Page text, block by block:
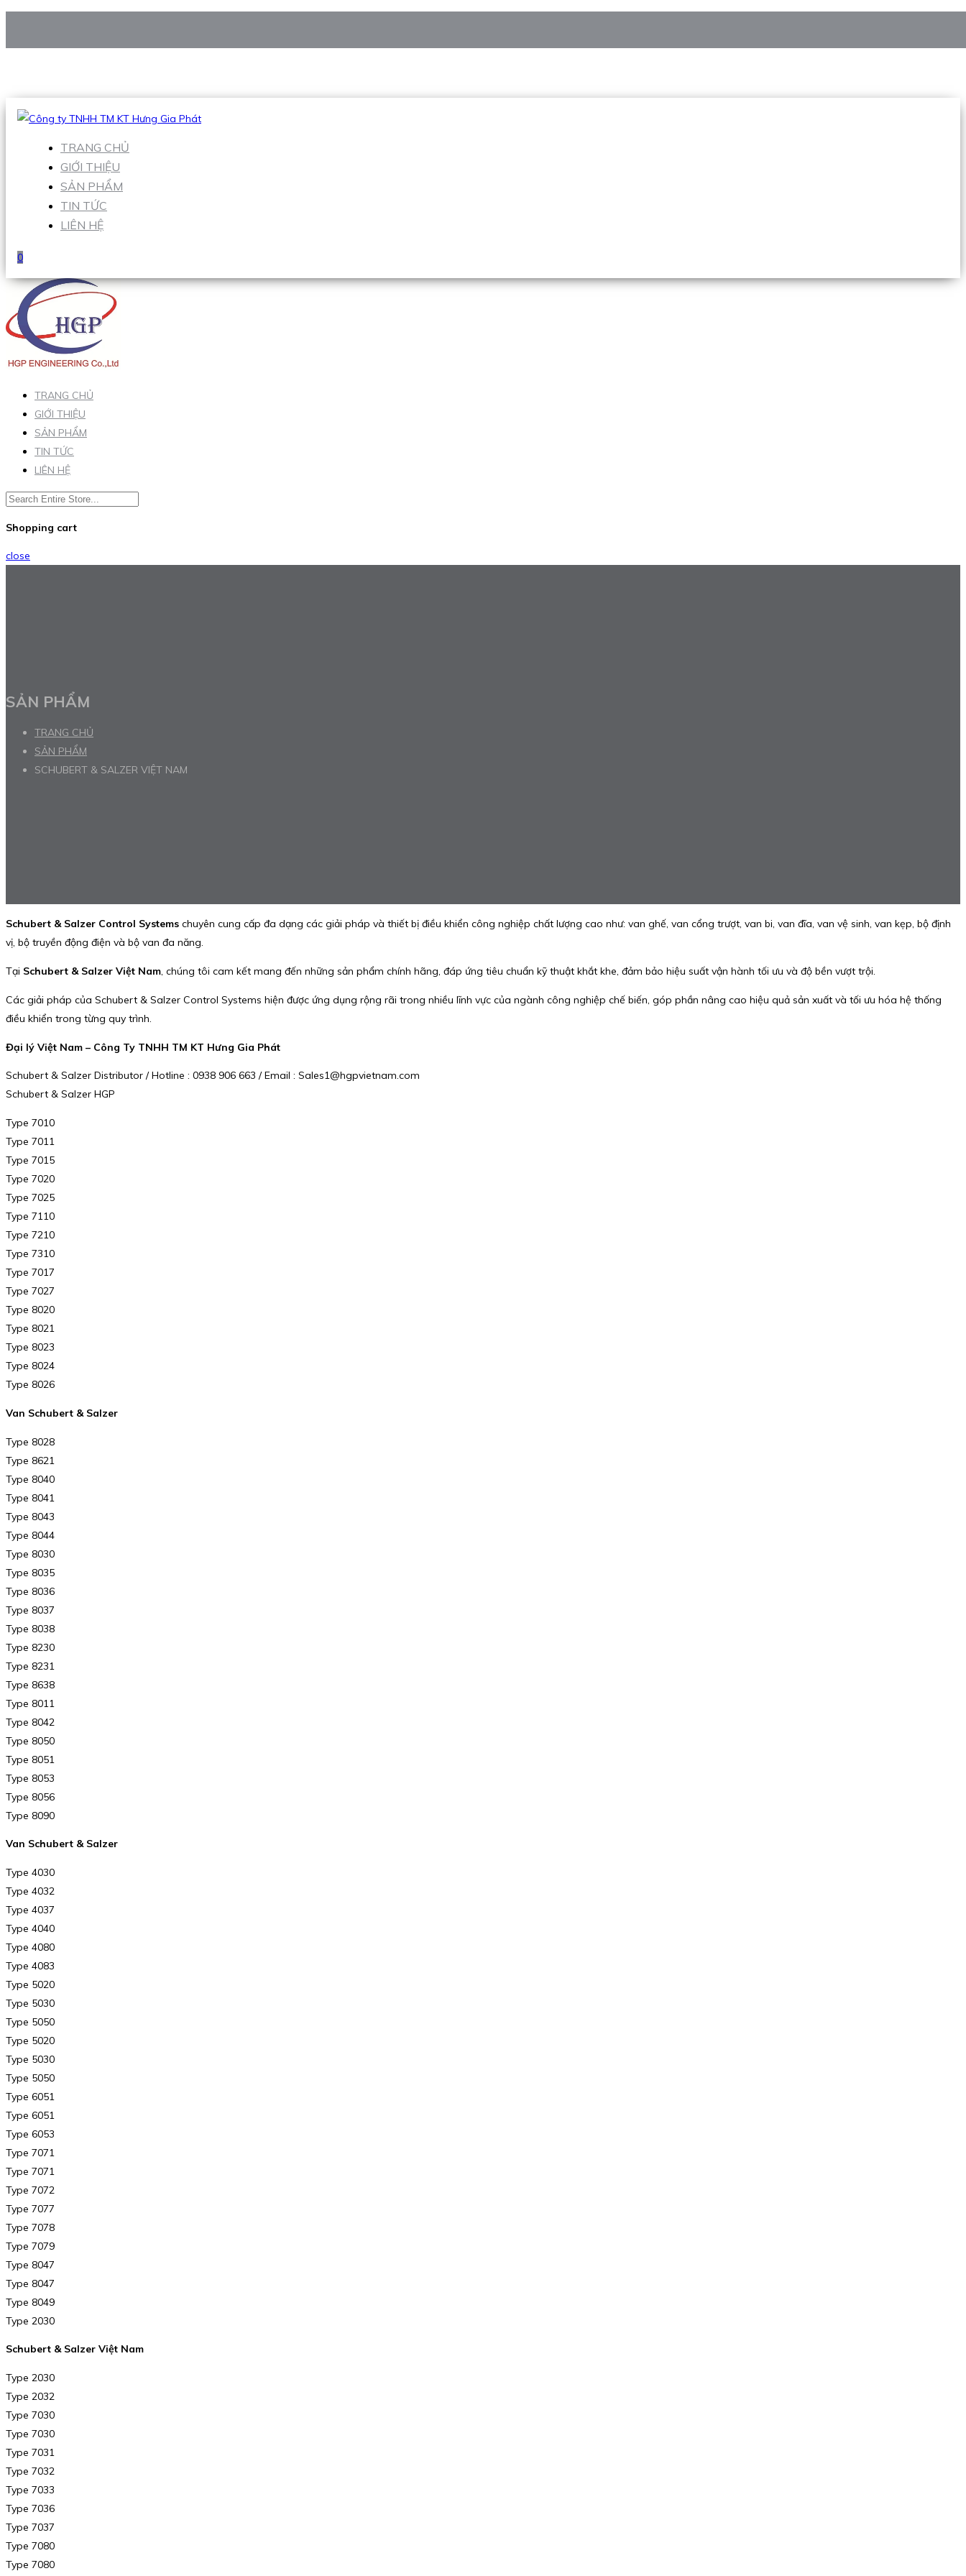
Hotline:0938 906 663
TRANG CHỦ
GIỚI THIỆU
SẢN PHẨM
TIN TỨC
LIÊN HỆ
0
TRANG CHỦ
GIỚI THIỆU
SẢN PHẨM
TIN TỨC
LIÊN HỆ
Shopping cart
close
SẢN PHẨM
TRANG CHỦ
SẢN PHẨM
SCHUBERT & SALZER VIỆT NAM
Schubert & Salzer Control Systems chuyên cung cấp đa dạng các giải pháp và thiết bị điều khiển công nghiệp chất lượng cao như: van ghế, van cổng trượt, van bi, van đĩa, van vệ sinh, van kẹp, bộ định
vị, bộ truyền động điện và bộ van đa năng.
Tại Schubert & Salzer Việt Nam, chúng tôi cam kết mang đến những sản phẩm chính hãng, đáp ứng tiêu chuẩn kỹ thuật khắt khe, đảm bảo hiệu suất vận hành tối ưu và độ bền vượt trội.
Các giải pháp của Schubert & Salzer Control Systems hiện được ứng dụng rộng rãi trong nhiều lĩnh vực của ngành công nghiệp chế biến, góp phần nâng cao hiệu quả sản xuất và tối ưu hóa hệ thống
điều khiển trong từng quy trình.
Đại lý Việt Nam – Công Ty TNHH TM KT Hưng Gia Phát
Schubert & Salzer Distributor / Hotline : 0938 906 663 / Email : Sales1@hgpvietnam.com
Schubert & Salzer HGP
Type 7010
Type 7011
Type 7015
Type 7020
Type 7025
Type 7110
Type 7210
Type 7310
Type 7017
Type 7027
Type 8020
Type 8021
Type 8023
Type 8024
Type 8026
Van Schubert & Salzer
Type 8028
Type 8621
Type 8040
Type 8041
Type 8043
Type 8044
Type 8030
Type 8035
Type 8036
Type 8037
Type 8038
Type 8230
Type 8231
Type 8638
Type 8011
Type 8042
Type 8050
Type 8051
Type 8053
Type 8056
Type 8090
Van Schubert & Salzer
Type 4030
Type 4032
Type 4037
Type 4040
Type 4080
Type 4083
Type 5020
Type 5030
Type 5050
Type 5020
Type 5030
Type 5050
Type 6051
Type 6051
Type 6053
Type 7071
Type 7071
Type 7072
Type 7077
Type 7078
Type 7079
Type 8047
Type 8047
Type 8049
Type 2030
Schubert & Salzer Việt Nam
Type 2030
Type 2032
Type 7030
Type 7030
Type 7031
Type 7032
Type 7033
Type 7036
Type 7037
Type 7080
Type 7080